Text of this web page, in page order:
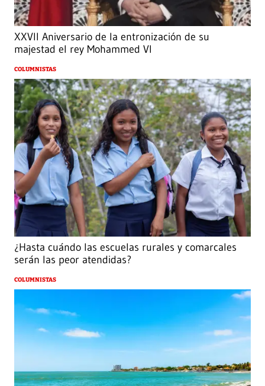
XXVII Aniversario de la entronización de su
majestad el rey Mohammed VI
COLUMNISTAS
¿Hasta cuándo las escuelas rurales y comarcales
serán las peor atendidas?
COLUMNISTAS